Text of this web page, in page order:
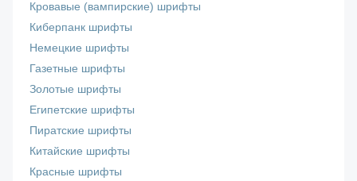
Кровавые (вампирские) шрифты
Киберпанк шрифты
Немецкие шрифты
Газетные шрифты
Золотые шрифты
Египетские шрифты
Пиратские шрифты
Китайские шрифты
Красные шрифты